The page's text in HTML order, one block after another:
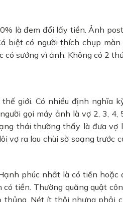
là đem đổi lấy tiền. Ảnh
biệt có người thích chụp
sướng vì ảnh. Không có 2
giới. Có nhiều định nghĩa
gọi máy ảnh là vợ 2, 3, 4,
thái thường thấy là đưa vợ
vợ ra lau chùi sờ soạng trước
phúc nhất là có tiền
tiền. Thường quăng quật
Nét ít thôi nhưng phải